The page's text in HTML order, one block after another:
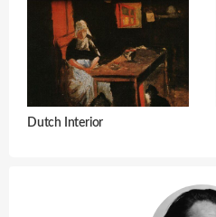
Dutch Interior